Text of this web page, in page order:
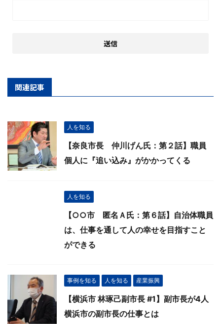
関連記事
人を知る
【奈良市長 仲川げん氏：第２話】職員
個人に『追い込み』がかかってくる
人を知る
【○○市 匿名Ａ氏：第６話】自治体職員
は、仕事を通して人の幸せを目指すこと
ができる
事例を知る 人を知る 産業振興
【横浜市 林琢己副市長 #1】副市長が4人
横浜市の副市長の仕事とは